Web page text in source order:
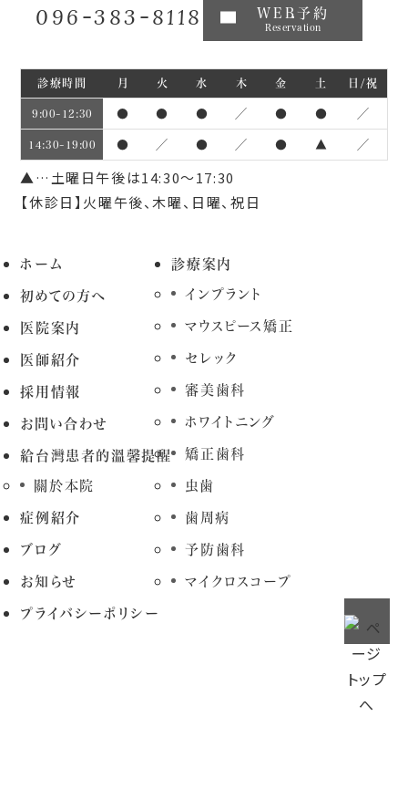
096-383-8118 WEB予約
Reservation
診療時間 月 火 水 木 金 土 日/祝
9:00~12:30 ● ● ● ／ ● ● ／
14:30~19:00 ● ／ ● ／ ● ▲ ／
▲…土曜日午後は14:30～17:30
【休診日】火曜午後、木曜、日曜、祝日
ホーム
初めての方へ
医院案内
医師紹介
採用情報
お問い合わせ
給台灣患者的溫馨提醒
關於本院
症例紹介
ブログ
お知らせ
プライバシーポリシー
診療案内
インプラント
マウスピース矯正
セレック
審美歯科
ホワイトニング
矯正歯科
虫歯
歯周病
予防歯科
マイクロスコープ